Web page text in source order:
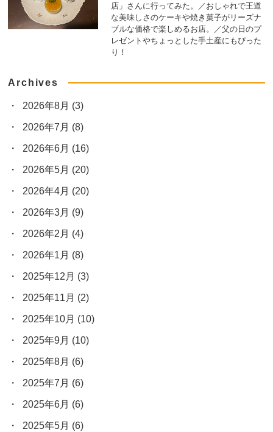
店」さんに行ってみた。／おしゃれで王道
な美味しさのケーキや焼き菓子がリーズナ
ブルな価格で楽しめるお店。／父の日のプ
レゼントやちょっとした手土産にもぴった
り！
Archives
2026年8月 (3)
2026年7月 (8)
2026年6月 (16)
2026年5月 (20)
2026年4月 (20)
2026年3月 (9)
2026年2月 (4)
2026年1月 (8)
2025年12月 (3)
2025年11月 (2)
2025年10月 (10)
2025年9月 (10)
2025年8月 (6)
2025年7月 (6)
2025年6月 (6)
2025年5月 (6)